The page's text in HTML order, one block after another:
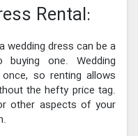
Rental:
wedding dress can be a
one. Wedding
so renting allows
the hefty price tag.
other aspects of your